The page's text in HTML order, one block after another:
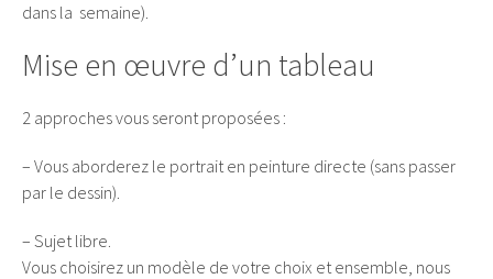
dans la semaine).
Mise en œuvre d’un tableau
2 approches vous seront proposées :
– Vous aborderez le portrait en peinture directe (sans passer
par le dessin).
– Sujet libre.
Vous choisirez un modèle de votre choix et ensemble, nous